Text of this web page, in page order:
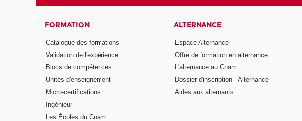
FORMATION
Catalogue des formations
Validation de l'expérience
Blocs de compétences
Unités d'enseignement
Micro-certifications
Ingénieur
Les Écoles du Cnam
ALTERNANCE
Espace Alternance
Offre de formation en alternance
L'alternance au Cnam
Dossier d'inscription - Alternance
Aides aux alternants